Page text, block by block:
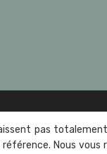
pas
Nous vous